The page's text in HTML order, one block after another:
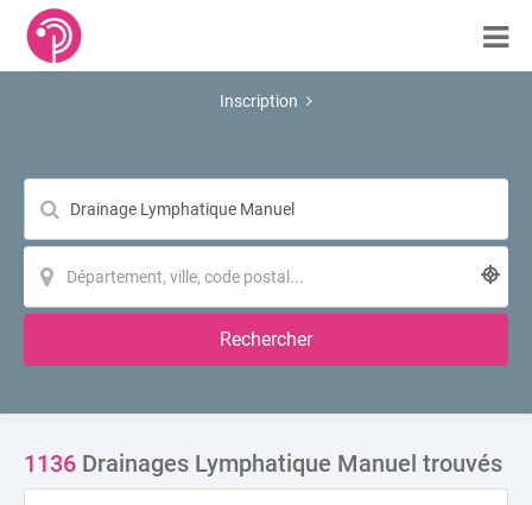
Inscription
Rechercher
1136 Drainages Lymphatique Manuel trouvés